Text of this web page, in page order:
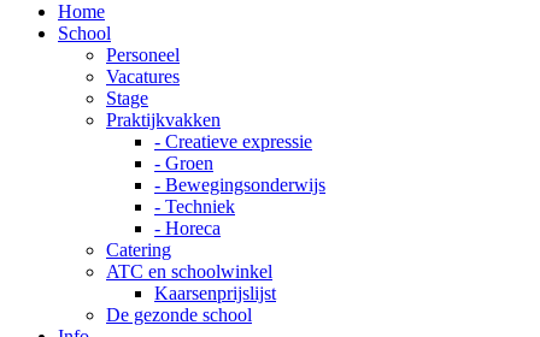
Home
School
Personeel
Vacatures
Stage
Praktijkvakken
- Creatieve expressie
- Groen
- Bewegingsonderwijs
- Techniek
- Horeca
Catering
ATC en schoolwinkel
Kaarsenprijslijst
De gezonde school